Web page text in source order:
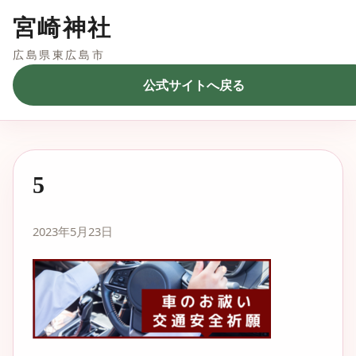
宮崎神社
広島県東広島市
公式サイトへ戻る
5
2023年5月23日